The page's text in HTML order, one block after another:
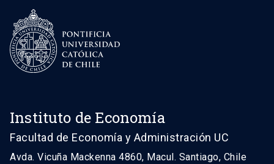
Instituto de Economía
Facultad de Economía y Administración UC
Avda. Vicuña Mackenna 4860, Macul. Santiago, Chile